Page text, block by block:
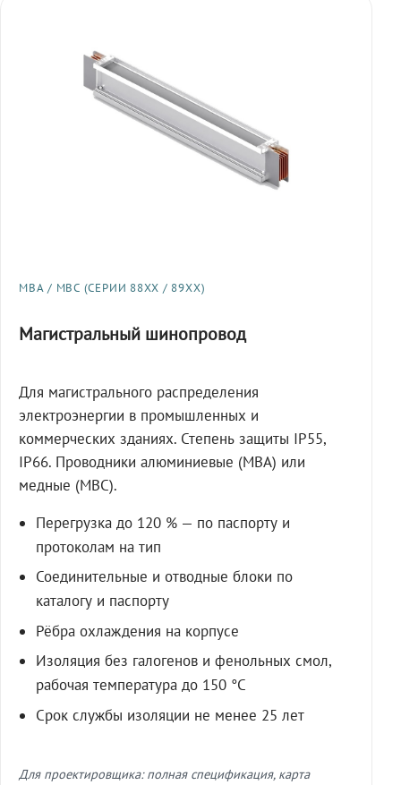
МВА / МВС (СЕРИИ 88XX / 89XX)
Магистральный шинопровод
Для магистрального распределения
электроэнергии в промышленных и
коммерческих зданиях. Степень защиты IP55,
IP66. Проводники алюминиевые (МВА) или
медные (МВС).
Перегрузка до 120 % — по паспорту и
протоколам на тип
Соединительные и отводные блоки по
каталогу и паспорту
Рёбра охлаждения на корпусе
Изоляция без галогенов и фенольных смол,
рабочая температура до 150 °C
Срок службы изоляции не менее 25 лет
Для проектировщика: полная спецификация, карта